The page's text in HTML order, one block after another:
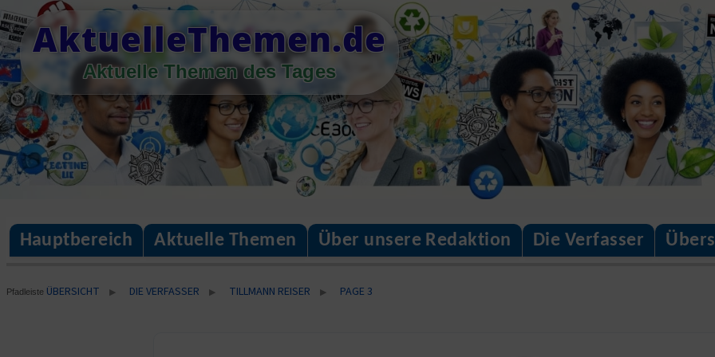
Skip
to
content
AktuelleThemen.de
Aktuelle Themen des Tages
Hauptbereich Aktuelle Themen Über unsere Redaktion Die Verfasser
Pfadleiste ÜBERSICHT ▶ DIE VERFASSER ▶ TILLMANN REISER ▶ PAGE 3